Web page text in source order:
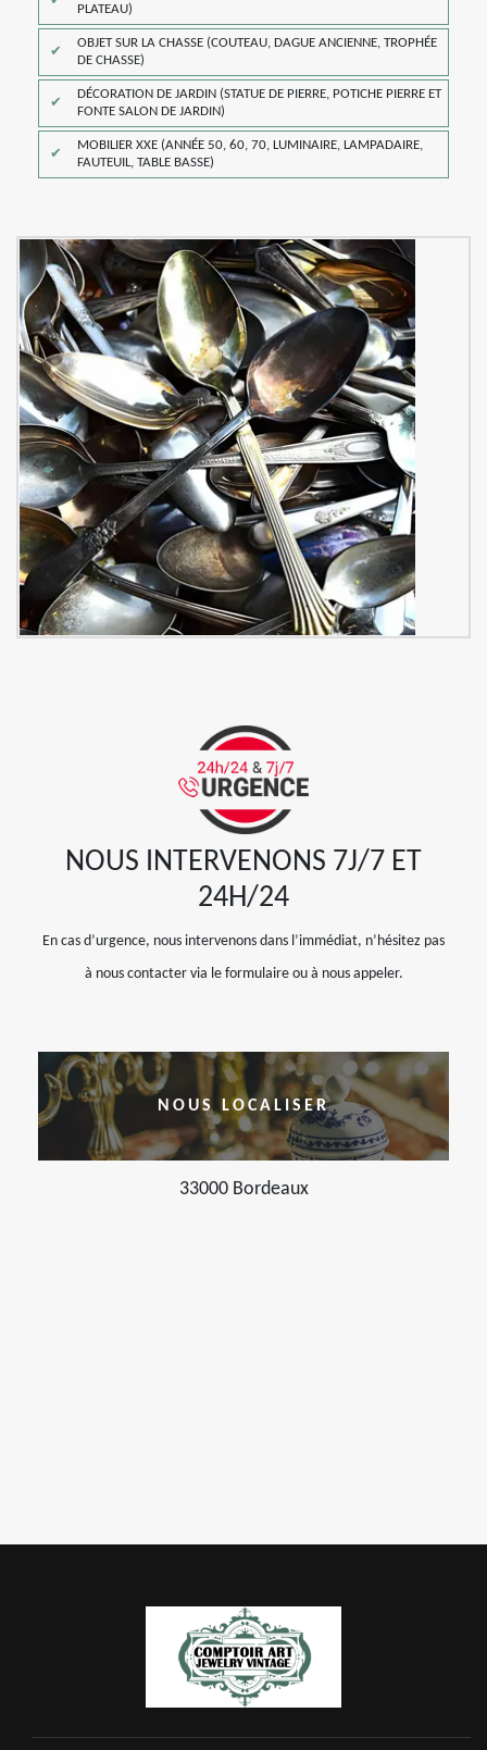
PLATEAU)
OBJET SUR LA CHASSE (COUTEAU, DAGUE ANCIENNE, TROPHÉE
DE CHASSE)
DÉCORATION DE JARDIN (STATUE DE PIERRE, POTICHE PIERRE ET
FONTE SALON DE JARDIN)
MOBILIER XXE (ANNÉE 50, 60, 70, LUMINAIRE, LAMPADAIRE,
FAUTEUIL, TABLE BASSE)
NOUS INTERVENONS 7J/7 ET
24H/24
En cas d’urgence, nous intervenons dans l’immédiat, n’hésitez pas
à nous contacter via le formulaire ou à nous appeler.
NOUS LOCALISER
33000 Bordeaux